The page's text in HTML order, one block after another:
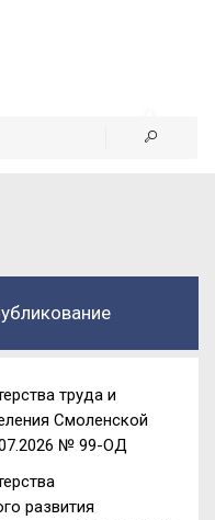
труда и
Смоленской
№ 99-ОД
развития